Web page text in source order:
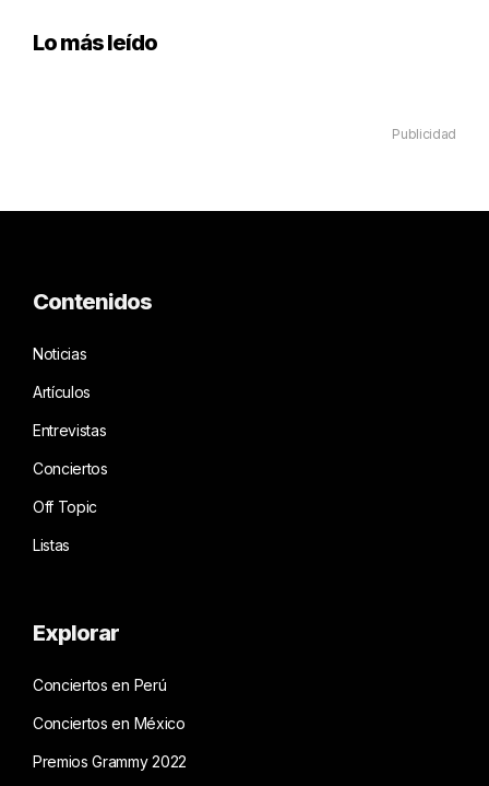
Lo más leído
Publicidad
Contenidos
Noticias
Artículos
Entrevistas
Conciertos
Off Topic
Listas
Explorar
Conciertos en Perú
Conciertos en México
Premios Grammy 2022